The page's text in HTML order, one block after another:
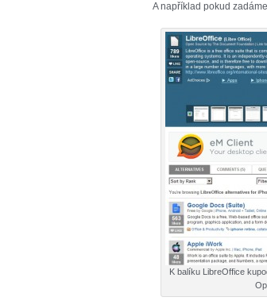
A například pokud zadáme
K balíku LibreOffice